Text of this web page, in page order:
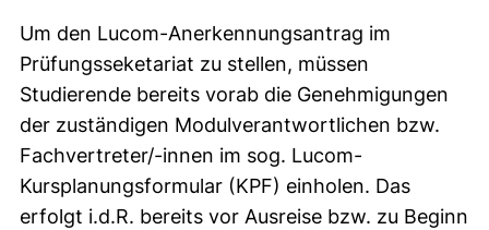
Um den Lucom-Anerkennungsantrag im
Prüfungsseketariat zu stellen, müssen
Studierende bereits vorab die Genehmigungen
der zuständigen Modulverantwortlichen bzw.
Fachvertreter/-innen im sog. Lucom-
Kursplanungsformular (KPF) einholen. Das
erfolgt i.d.R. bereits vor Ausreise bzw. zu Beginn